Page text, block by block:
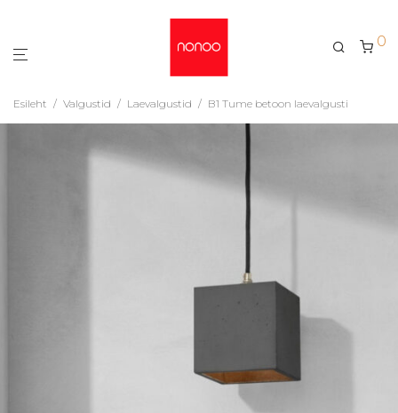
0
Esileht / Valgustid / Laevalgustid / B1 Tume betoon laevalgusti